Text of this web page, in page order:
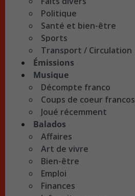
Politique
Santé et bien-être
Sports
Transport / Circulation
Émissions
Musique
Décompte franco
Coups de coeur francos
Joué récemment
Balados
Affaires
Art de vivre
Bien-être
Emploi
Finances